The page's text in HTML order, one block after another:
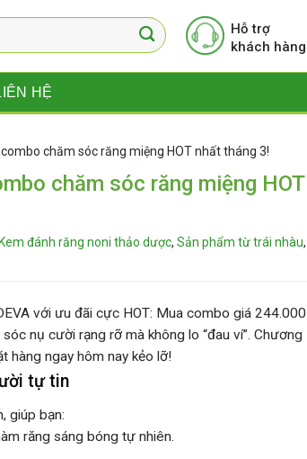
Hỗ trợ
khách hàng
HỆ
chăm sóc răng miệng HOT nhất tháng 3!
chăm sóc răng miệng HOT
Kem đánh răng noni thảo dược, Sản phẩm từ trái nhàu,
với ưu đãi cực HOT: Mua combo giá 244.000
nụ cười rạng rỡ mà không lo “đau ví”. Chương
hàng ngay hôm nay kẻo lỡ!
tự tin
giúp bạn:
răng sáng bóng tự nhiên.